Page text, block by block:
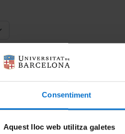
Consentiment
Aquest lloc web utilitza galetes